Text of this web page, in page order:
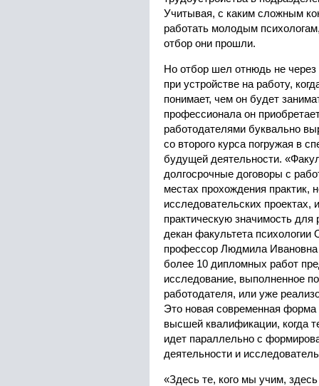
Учитывая, с каким сложным
работать молодым
отбор они прошли.
Но отбор шел отнюдь не через
при устройстве на работу,
понимает, чем он будет
профессионала он
работодателями буквально
со второго курса погружая в
будущей деятельности.
долгосрочные договоры с
местах прохождения практик,
исследовательских
практическую значимость для
декан факультета
профессор Людмила
более 10 дипломных работ
исследование, выполненное
работодателя, или уже
Это новая современная форма
высшей квалификации, когда
идет параллельно с
деятельности и
«Здесь те, кого мы учим,